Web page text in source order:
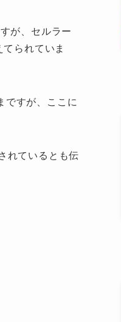
が、セルラー
られていま
ですが、ここに
れているとも伝